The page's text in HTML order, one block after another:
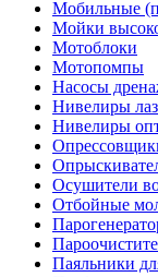
Мобильные
Мойки
Мотоблоки
Мотопомпы
Насосы
Нивелиры
Нивелиры
Осушители
Отбойные
Паяльники